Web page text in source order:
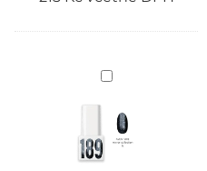
Aventure
189
JZ
Nails
Group